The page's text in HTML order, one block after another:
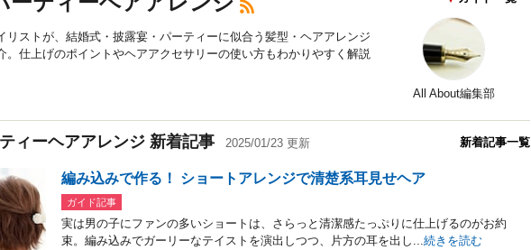
リストが、結婚式・披露宴・パーティーに似合う髪型・ヘアアレンジ
。仕上げのポイントやヘアアクセサリーの使い方もわかりやすく解説
All About編集部
ィーヘアアレンジ 新着記事 2025/01/23 更新 新着記事一覧
編み込みで作る！ ショートアレンジで清楚系耳見せヘア
ガイド記事
実は男の子にファンの多いショートは、さらっと清潔感たっぷりに仕上げるのがお約
束。編み込みでガーリーなテイストを演出しつつ、片方の耳を出し...続きを読む